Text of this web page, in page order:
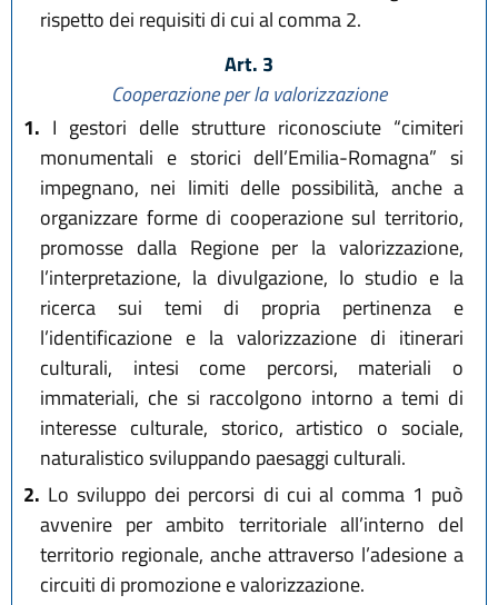
rispetto dei requisiti di cui al comma 2.
Art. 3
Cooperazione per la valorizzazione
1. I gestori delle strutture riconosciute “cimiteri
monumentali e storici dell’Emilia-Romagna” si
impegnano, nei limiti delle possibilità, anche a
organizzare forme di cooperazione sul territorio,
promosse dalla Regione per la valorizzazione,
l’interpretazione, la divulgazione, lo studio e la
ricerca sui temi di propria pertinenza e
l’identificazione e la valorizzazione di itinerari
culturali, intesi come percorsi, materiali o
immateriali, che si raccolgono intorno a temi di
interesse culturale, storico, artistico o sociale,
naturalistico sviluppando paesaggi culturali.
2. Lo sviluppo dei percorsi di cui al comma 1 può
avvenire per ambito territoriale all’interno del
territorio regionale, anche attraverso l’adesione a
circuiti di promozione e valorizzazione.